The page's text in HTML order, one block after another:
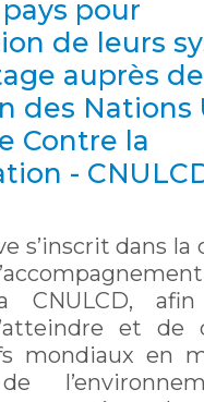
pour
de leurs
auprès
des Nations
Contre la
-
s’inscrit dans la
CNULCD,
et de
mondiaux en